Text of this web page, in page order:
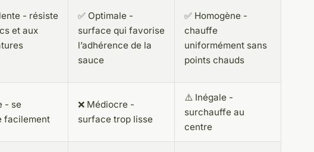
- résiste
et aux
✅ Optimale -
surface qui favorise
l’adhérence de la
sauce
✅ Homogène -
chauffe
uniformément sans
points chauds
- se
facilement
❌ Médiocre -
surface trop lisse
⚠️ Inégale -
surchauffe au
centre